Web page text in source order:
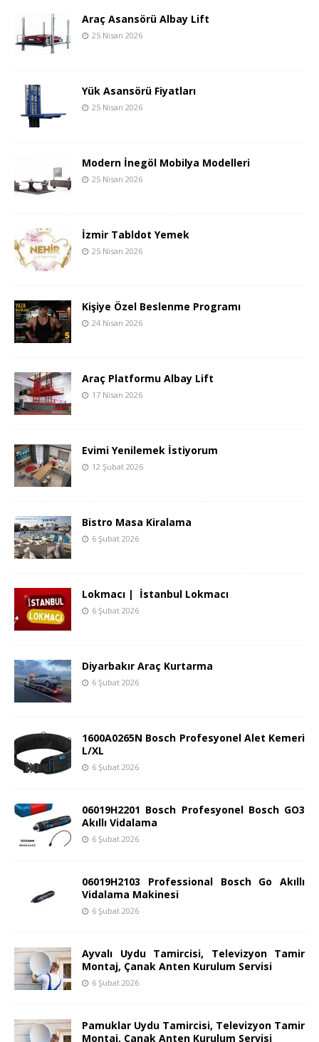
Araç Asansörü Albay Lift
25 Nisan 2026
Yük Asansörü Fiyatları
25 Nisan 2026
Modern İnegöl Mobilya Modelleri
25 Nisan 2026
İzmir Tabldot Yemek
25 Nisan 2026
Kişiye Özel Beslenme Programı
24 Nisan 2026
Araç Platformu Albay Lift
17 Nisan 2026
Evimi Yenilemek İstiyorum
12 Şubat 2026
Bistro Masa Kiralama
6 Şubat 2026
Lokmacı | İstanbul Lokmacı
6 Şubat 2026
Diyarbakır Araç Kurtarma
6 Şubat 2026
1600A0265N Bosch Profesyonel Alet Kemeri
L/XL
6 Şubat 2026
06019H2201 Bosch Profesyonel Bosch GO3
Akıllı Vidalama
6 Şubat 2026
06019H2103 Professional Bosch Go Akıllı
Vidalama Makinesi
6 Şubat 2026
Ayvalı Uydu Tamircisi, Televizyon Tamir
Montaj, Çanak Anten Kurulum Servisi
6 Şubat 2026
Pamuklar Uydu Tamircisi, Televizyon Tamir
Montaj, Çanak Anten Kurulum Servisi